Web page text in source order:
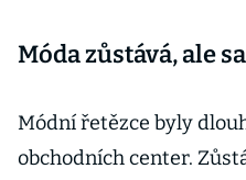
Móda zůstává, ale
Módní řetězce byly
obchodních center.